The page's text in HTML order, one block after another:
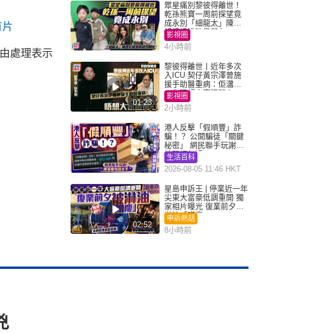
處理表示
眾星痛別黎彼得離世！
乾孫熊寶一周前探望竟
成永別「細龍太」陳思
圻淚憶唉吔男朋友
影視圈
4小時前
01:23
黎彼得離世丨近年多次
入ICU 契仔黃宗澤曾施
援手助醫重病：佢瀟灑
一生唔想大家唔開心
影視圈
2小時前
港人反擊「假順豐」詐
騙！？ 公開騙徒「關鍵
秘密」 網民聯手玩謝：
練習緬甸語
生活百科
2026-08-05 11:46 HKT
02:52
星島申訴王 | 停業近一年
尖東大富豪低調重開 獨
家相片曝光 復業前夕被
淋油「贈慶」
申訴熱話
8小時前